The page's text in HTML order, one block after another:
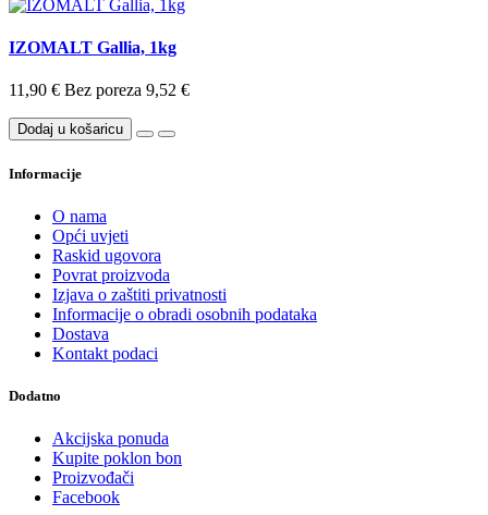
IZOMALT Gallia, 1kg
11,90 € Bez poreza 9,52 €
Dodaj u košaricu
Informacije
O nama
Opći uvjeti
Raskid ugovora
Povrat proizvoda
Izjava o zaštiti privatnosti
Informacije o obradi osobnih podataka
Dostava
Kontakt podaci
Dodatno
Akcijska ponuda
Kupite poklon bon
Proizvođači
Facebook